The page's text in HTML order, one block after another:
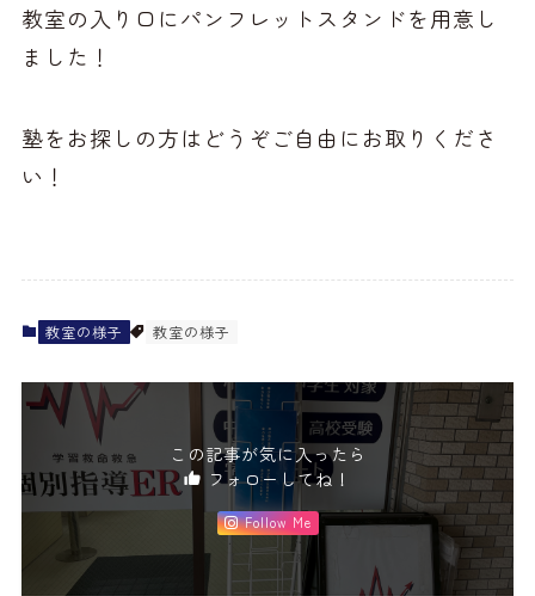
教室の入り口にパンフレットスタンドを用意し
ました！
塾をお探しの方はどうぞご自由にお取りくださ
い！
教室の様子 教室の様子
この記事が気に入ったら
フォローしてね！
Follow Me